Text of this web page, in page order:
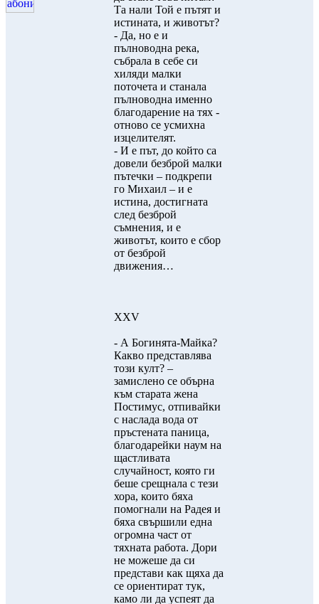
Та нали Той е пътят и
истината, и животът?
- Да, но е и
пълноводна река,
събрала в себе си
хиляди малки
поточета и станала
пълноводна именно
благодарение на тях -
отново се усмихна
изцелителят.
- И е път, до който са
довели безброй малки
пътечки – подкрепи
го Михаил – и е
истина, достигната
след безброй
съмнения, и е
животът, които е сбор
от безброй
движения…
XXV
- А Богинята-Майка?
Какво представлява
този култ? –
замислено се обърна
към старата жена
Постимус, отпивайки
с наслада вода от
пръстената паница,
благодарейки наум на
щастливата
случайност, която ги
беше срещнала с тези
хора, които бяха
помогнали на Радея и
бяха свършили една
огромна част от
тяхната работа. Дори
не можеше да си
представи как щяха да
се ориентират тук,
камо ли да успеят да